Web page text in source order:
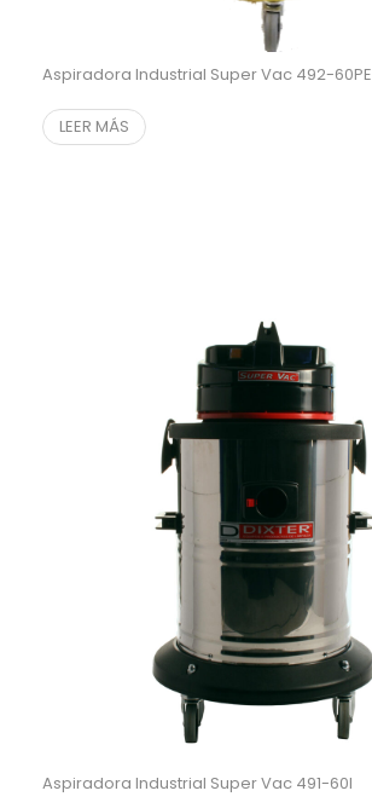
Aspiradora Industrial Super Vac 492-60PE
LEER MÁS
Aspiradora Industrial Super Vac 491-60I